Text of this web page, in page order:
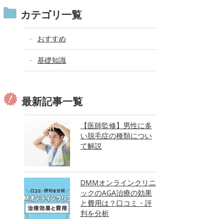
カテゴリ一覧
おすすめ
基礎知識
最新記事一覧
【医師監修】男性に多
い脱毛症の種類につい
て解説
DMMオンラインクリニ
ックのAGA治療の効果
と費用は？口コミ・評
判を分析